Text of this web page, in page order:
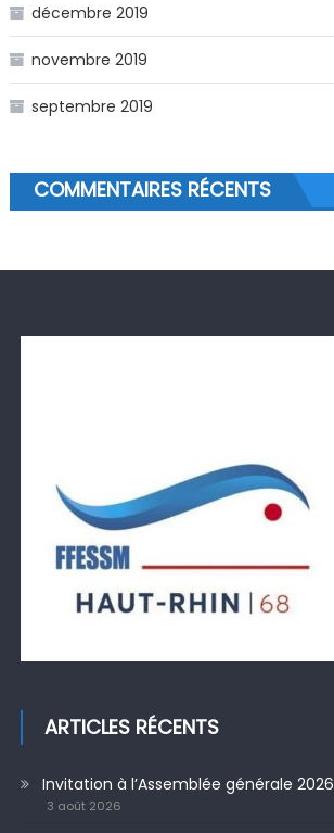
décembre 2019
novembre 2019
septembre 2019
COMMENTAIRES RÉCENTS
ARTICLES RÉCENTS
Invitation à l’Assemblée générale 2026
3 août 2026